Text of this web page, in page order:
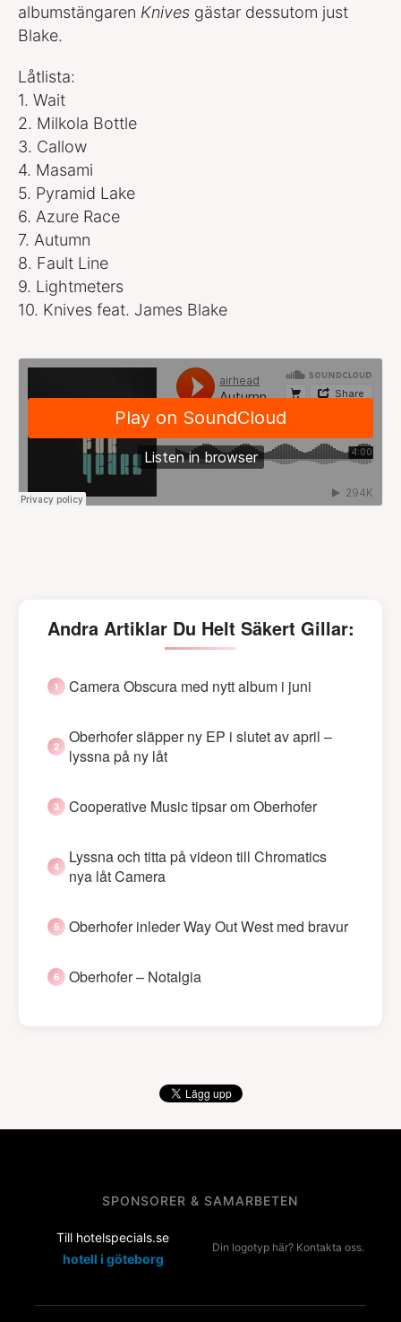
albumstängaren Knives gästar dessutom just
Blake.
Låtlista:
1. Wait
2. Milkola Bottle
3. Callow
4. Masami
5. Pyramid Lake
6. Azure Race
7. Autumn
8. Fault Line
9. Lightmeters
10. Knives feat. James Blake
Andra Artiklar Du Helt Säkert Gillar:
Camera Obscura med nytt album i juni
Oberhofer släpper ny EP i slutet av april –
lyssna på ny låt
Cooperative Music tipsar om Oberhofer
Lyssna och titta på videon till Chromatics
nya låt Camera
Oberhofer inleder Way Out West med bravur
Oberhofer – Notalgia
SPONSORER & SAMARBETEN
Till hotelspecials.se
hotell i göteborg
Din logotyp här? Kontakta oss.